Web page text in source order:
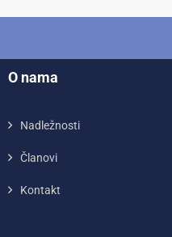
O nama
Nadležnosti
Članovi
Kontakt